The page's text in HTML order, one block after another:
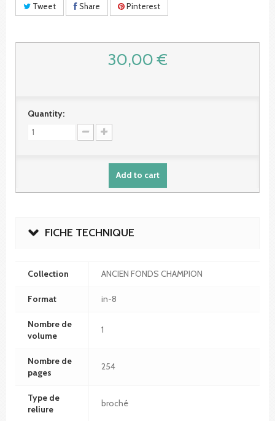
Tweet Share Pinterest
30,00 €
Quantity:
Add to cart
FICHE TECHNIQUE
Collection ANCIEN FONDS CHAMPION
Format in-8
Nombre de
volume
1
Nombre de
pages
254
Type de
reliure
broché